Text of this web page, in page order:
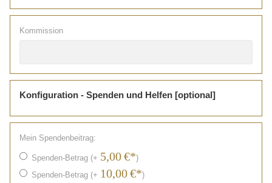
Kommission
Konfiguration - Spenden und Helfen [optional]
Mein Spendenbeitrag:
Spenden-Betrag (+ 5,00€*)
Spenden-Betrag (+ 10,00€*)